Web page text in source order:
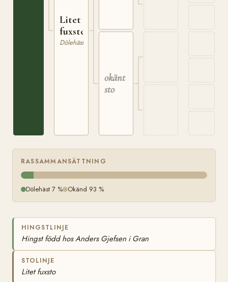
Litet
fuxsto
Dölehäst
okänt
sto
RASSAMMANSÄTTNING
Dölehäst 7 % Okänd 93 %
HINGSTLINJE
Hingst född hos Anders Gjefsen i Gran
STOLINJE
Litet fuxsto